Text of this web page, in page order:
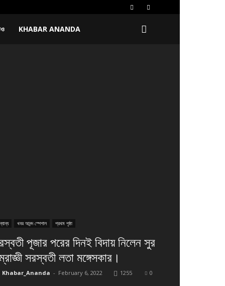
KHABAR ANANDA
খবর আনন্দ স্পেশাল প্রথম পৃষ্ঠা
পূজার পরের দিনই বিদায় নিলেন সুর
সরস্বতী লতা মঙ্গেসকার।
Khabar_Ananda - February 6, 2022 1255 0